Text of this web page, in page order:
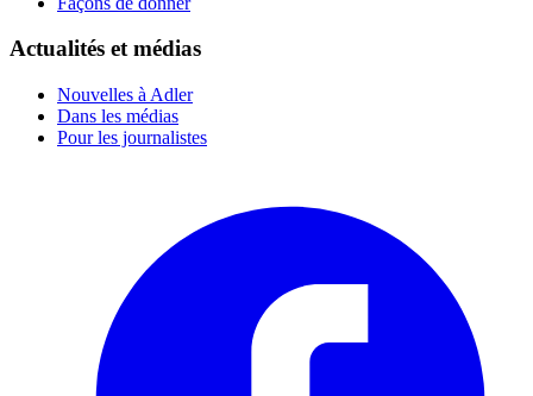
Actualités et médias
Nouvelles à Adler
Dans les médias
Pour les journalistes